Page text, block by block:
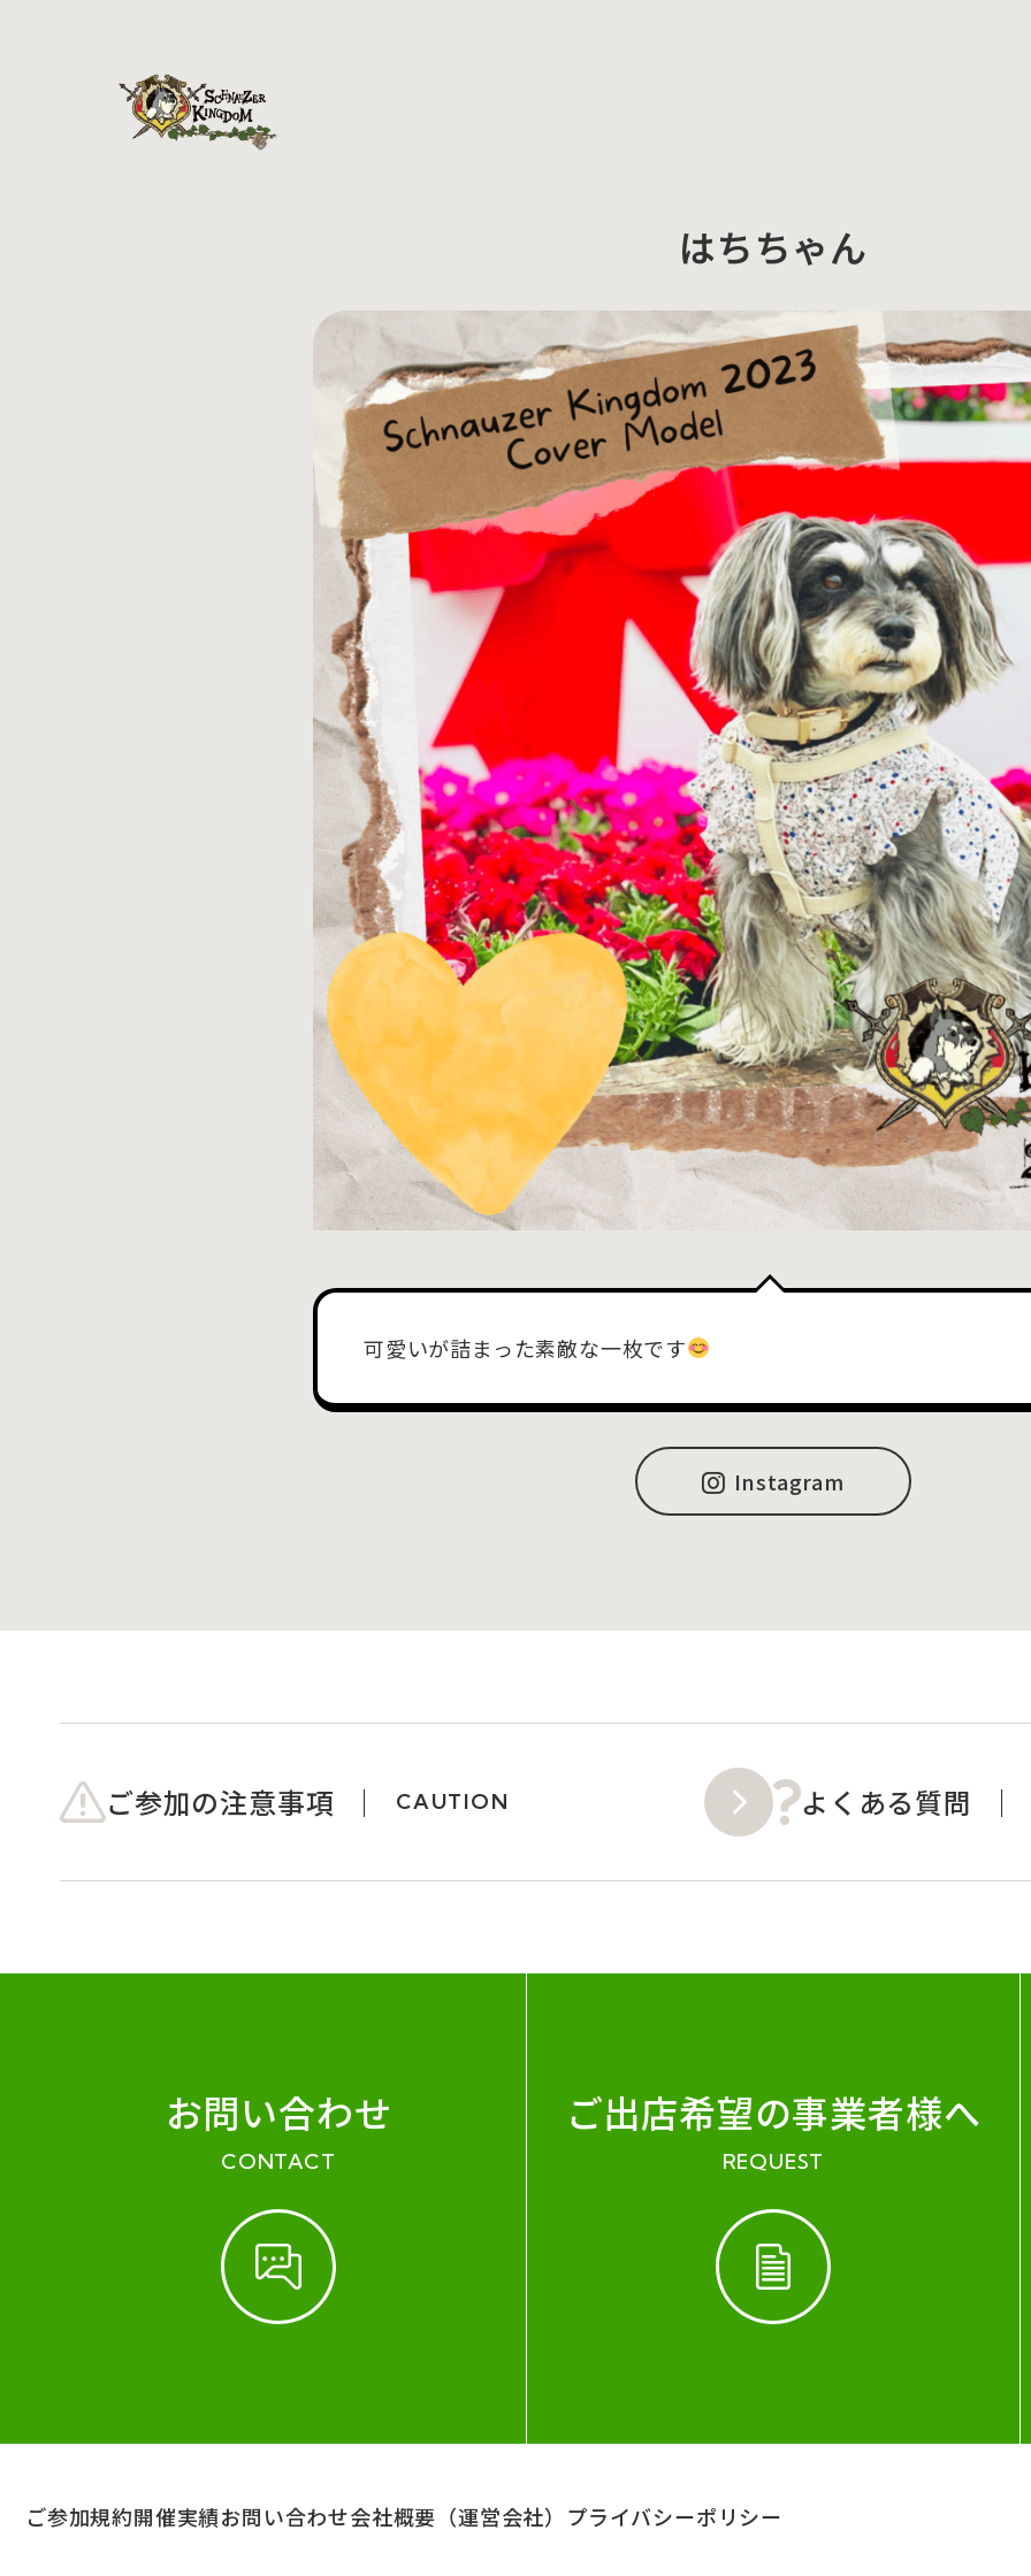
はちちゃん
可愛いが詰まった素敵な一枚です
Instagram
ご参加の注意事項 CAUTION よくある質問
お問い合わせ
CONTACT
ご出店希望の事業者様へ
REQUEST
ご参加規約開催実績お問い合わせ会社概要（運営会社） プライバシーポリシー